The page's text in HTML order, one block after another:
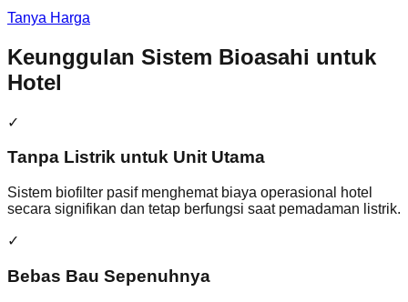
Tanya Harga
Keunggulan Sistem Bioasahi untuk
Hotel
✓
Tanpa Listrik untuk Unit Utama
Sistem biofilter pasif menghemat biaya operasional hotel
secara signifikan dan tetap berfungsi saat pemadaman listrik.
✓
Bebas Bau Sepenuhnya